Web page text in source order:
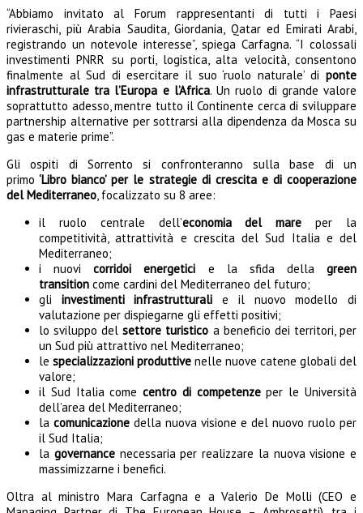
“Abbiamo invitato al Forum rappresentanti di tutti i Paesi
rivieraschi, più Arabia Saudita, Giordania, Qatar ed Emirati Arabi,
registrando un notevole interesse”, spiega Carfagna. “I colossali
investimenti PNRR su porti, logistica, alta velocità, consentono
finalmente al Sud di esercitare il suo ‘ruolo naturale’ di ponte
infrastrutturale tra l’Europa e l’Africa. Un ruolo di grande valore
soprattutto adesso, mentre tutto il Continente cerca di sviluppare
partnership alternative per sottrarsi alla dipendenza da Mosca su
gas e materie prime”.
Gli ospiti di Sorrento si confronteranno sulla base di un
primo ‘Libro bianco’ per le strategie di crescita e di cooperazione
del Mediterraneo, focalizzato su 8 aree:
il ruolo centrale dell’economia del mare per la
competitività, attrattività e crescita del Sud Italia e del
Mediterraneo;
i nuovicorridoi energetici e la sfida della green
transition come cardini del Mediterraneo del futuro;
gli investimenti infrastrutturali e il nuovo modello di
valutazione per dispiegarne gli effetti positivi;
lo sviluppo delsettore turistico a beneficio dei territori, per
un Sud più attrattivo nel Mediterraneo;
le specializzazioni produttive nelle nuove catene globali del
valore;
il Sud Italia comecentro di competenzeper le Università
dell’area del Mediterraneo;
la comunicazione della nuova visione e del nuovo ruolo per
il Sud Italia;
la governancenecessaria per realizzare la nuova visione e
massimizzarne i benefici.
Oltra al ministro Mara Carfagna e a Valerio De Molli (CEO e